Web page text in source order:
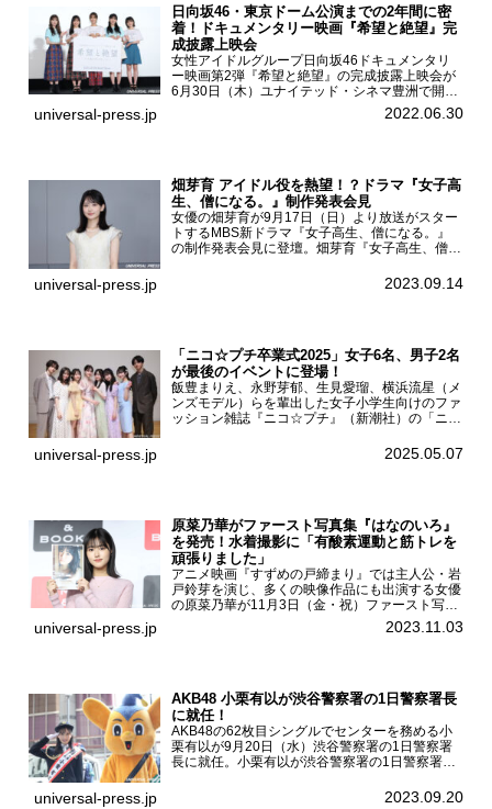
日向坂46・東京ドーム公演までの2年間に密
着！ドキュメンタリー映画『希望と絶望』完
成披露上映会
女性アイドルグループ日向坂46ドキュメンタリ
ー映画第2弾『希望と絶望』の完成披露上映会が
6月30日（木）ユナイテッド・シネマ豊洲で開催
され、日向坂46メンバーの加藤史帆、齊藤京
子、佐々木久美、富田鈴花、松田好花の5人が登
universal-press.jp 2022.06.30
畑芽育 アイドル役を熱望！？ドラマ『女子高
生、僧になる。』制作発表会見
女優の畑芽育が9月17日（日）より放送がスター
トするMBS新ドラマ『女子高生、僧になる。』
の制作発表会見に登壇。畑芽育『女子高生、僧に
ーについて「下白石麦は頭にビックリマークと、
universal-press.jp 2023.09.14
「ニコ☆プチ卒業式2025」女子6名、男子2名
が最後のイベントに登場！
飯豊まりえ、永野芽郁、生見愛瑠、横浜流星（メ
ンズモデル）らを輩出した女子小学生向けのファ
ッション雑誌『ニコ☆プチ』（新潮社）の「ニコ
モード学園コクーンタワーで開催され、卒業モデ
universal-press.jp 2025.05.07
原菜乃華がファースト写真集『はなのいろ』
を発売！水着撮影に「有酸素運動と筋トレを
頑張りました」
アニメ映画『すずめの戸締まり』では主人公・岩
戸鈴芽を演じ、多くの映像作品にも出演する女優
の原菜乃華が11月3日（金・祝）ファースト写真
集『はなのいろ』発売記念イベントを
HMV&BOOKS SHIBUYAで開催した。原菜乃華フ
universal-press.jp 2023.11.03
AKB48 小栗有以が渋谷警察署の1日警察署長
に就任！
AKB48の62枚目シングルでセンターを務める小
栗有以が9月20日（水）渋谷警察署の1日警察署
長に就任。小栗有以が渋谷警察署の1日警察署長
での10日間実施される令和5年 秋の全国交通安全
universal-press.jp 2023.09.20